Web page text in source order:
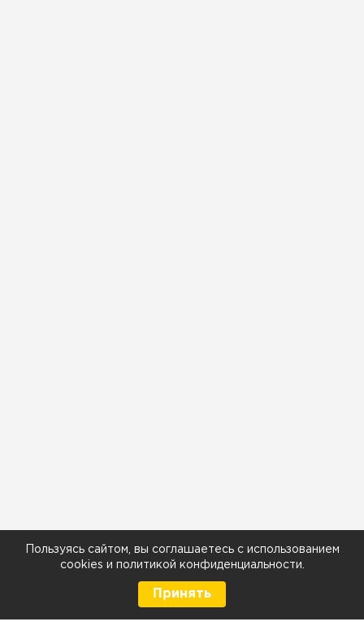
Пользуясь сайтом, вы соглашаетесь с использованием
cookies и политикой конфиденциальности
Принять